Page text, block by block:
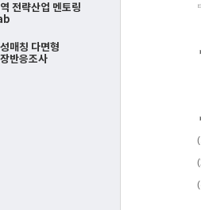
전략산업 멘토링
매칭 다면형
반응조사